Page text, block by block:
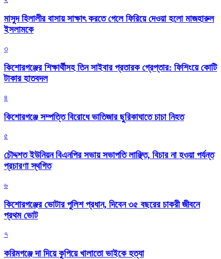
মাসুদ হিলালীর বাসায় সাক্ষাৎ করতে গেলে ফিরিয়ে দেওয়া হলো মাজহারুল
ইসলামকে
৩
কিশোরগঞ্জের শিক্ষার্থীসহ তিন সাইবার প্রতারক গ্রেপ্তার: ফিশিংয়ে কোটি
টাকার হাতবদল
৪
কিশোরগঞ্জে সম্পত্তি বিরোধে ভাতিজার ছুরিকাঘাতে চাচা নিহত
৫
চৌদ্দশত ইউনিয়ন বিএনপির সভায় সভাপতি লাঞ্ছিত, বিচার না হওয়া পর্যন্ত
প্রচারণা স্থগিত
৬
কিশোরগঞ্জের ভোটার পুলিশ প্রধান, দিবেন ৩৫ বছরের চাকরী জীবনে
প্রথম ভোট
৭
করিমগঞ্জে দা দিয়ে কুপিয়ে খালাতো ভাইকে হত্যা